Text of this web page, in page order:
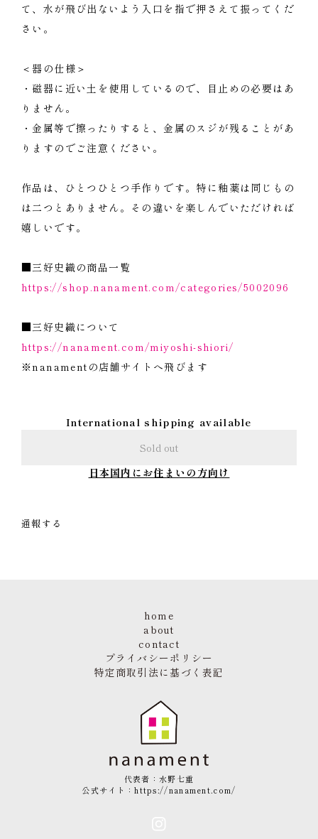
て、水が飛び出ないよう入口を指で押さえて振ってくだ
さい。
＜器の仕様＞
・磁器に近い土を使用しているので、目止めの必要はあ
りません。
・金属等で擦ったりすると、金属のスジが残ることがあ
りますのでご注意ください。
作品は、ひとつひとつ手作りです。特に釉薬は同じもの
は二つとありません。その違いを楽しんでいただければ
嬉しいです。
■三好史織の商品一覧
https://shop.nanament.com/categories/5002096
■三好史織について
https://nanament.com/miyoshi-shiori/
※nanamentの店舗サイトへ飛びます
International shipping available
Sold out
日本国内にお住まいの方向け
通報する
home
about
contact
プライバシーポリシー
特定商取引法に基づく表記
代表者：水野七重
公式サイト：https://nanament.com/